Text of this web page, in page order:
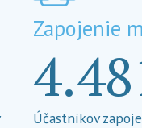
Zapojenie
Účastníkov